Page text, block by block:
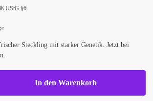
UStG §6
Steckling mit starker Genetik. Jetzt bei
In den Warenkorb